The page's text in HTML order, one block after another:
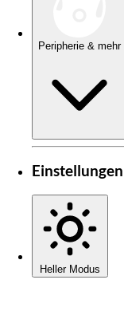
Peripherie & mehr
Einstellungen
Heller Modus